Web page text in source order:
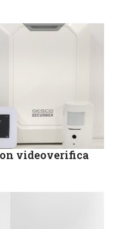
videoverifica